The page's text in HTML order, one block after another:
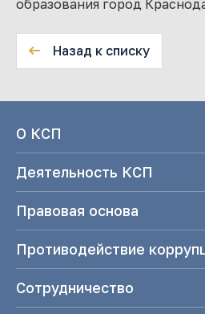
образования город
Назад к списку
О КСП
Деятельность КСП
Правовая основа
Противодействие
Сотрудничество